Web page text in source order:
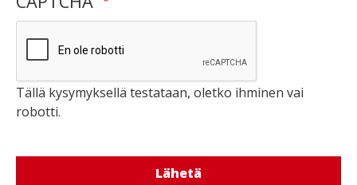
Tällä kysymyksellä testataan, oletko ihminen vai
robotti.